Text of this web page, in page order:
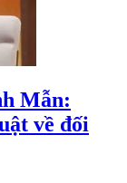
Mẫn:
về đối